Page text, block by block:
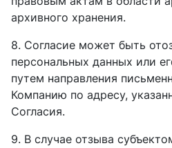
архивного хранения.
8. Согласие может быть
персональных данных или
путем направления
Компанию по адресу,
Согласия.
9. В случае отзыва